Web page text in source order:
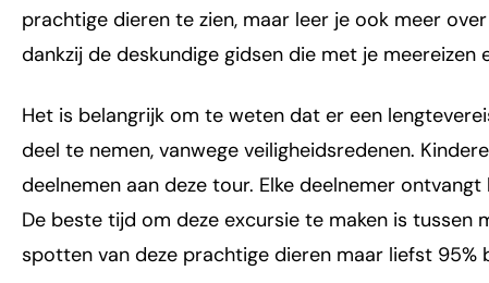
prachtige dieren te zien, maar leer je ook meer
dankzij de deskundige gidsen die met je
Het is belangrijk om te weten dat er een
deel te nemen, vanwege veiligheidsredenen.
deelnemen aan deze tour. Elke deelnemer
De beste tijd om deze excursie te maken is tussen
spotten van deze prachtige dieren maar liefst 95%